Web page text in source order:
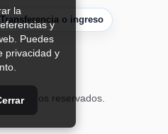
la
y
Puedes
privacidad y
derechos reservados.
Transferencia o ingreso